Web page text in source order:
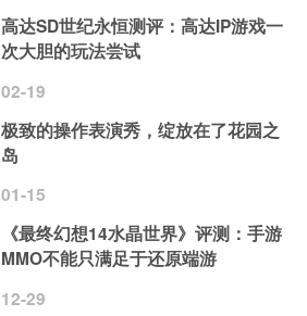
高达SD世纪永恒测评：高达IP游戏一
次大胆的玩法尝试
02-19
极致的操作表演秀，绽放在了花园之
岛
01-15
《最终幻想14水晶世界》评测：手游
MMO不能只满足于还原端游
12-29